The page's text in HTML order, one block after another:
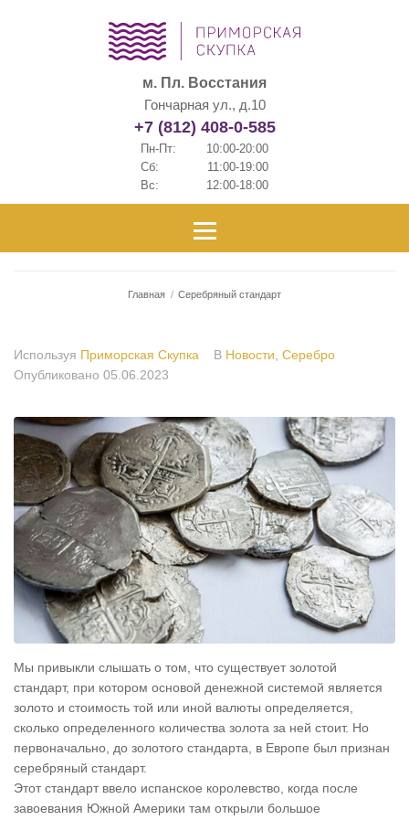
м. Пл. Восстания
Гончарная ул., д.10
+7 (812) 408-0-585
Пн-Пт:
10:00-20:00
Сб:
11:00-19:00
Вс:
12:00-18:00
Главная / Серебряный стандарт
Используя Приморская Скупка В Новости Серебро
Опубликовано 05.06.2023
Мы привыкли слышать о том, что существует золотой
стандарт, при котором основой денежной системой является
золото и стоимость той или иной валюты определяется,
сколько определенного количества золота за ней стоит. Но
первоначально, до золотого стандарта, в Европе был признан
серебряный стандарт.
Этот стандарт ввело испанское королевство, когда после
завоевания Южной Америки там открыли большое